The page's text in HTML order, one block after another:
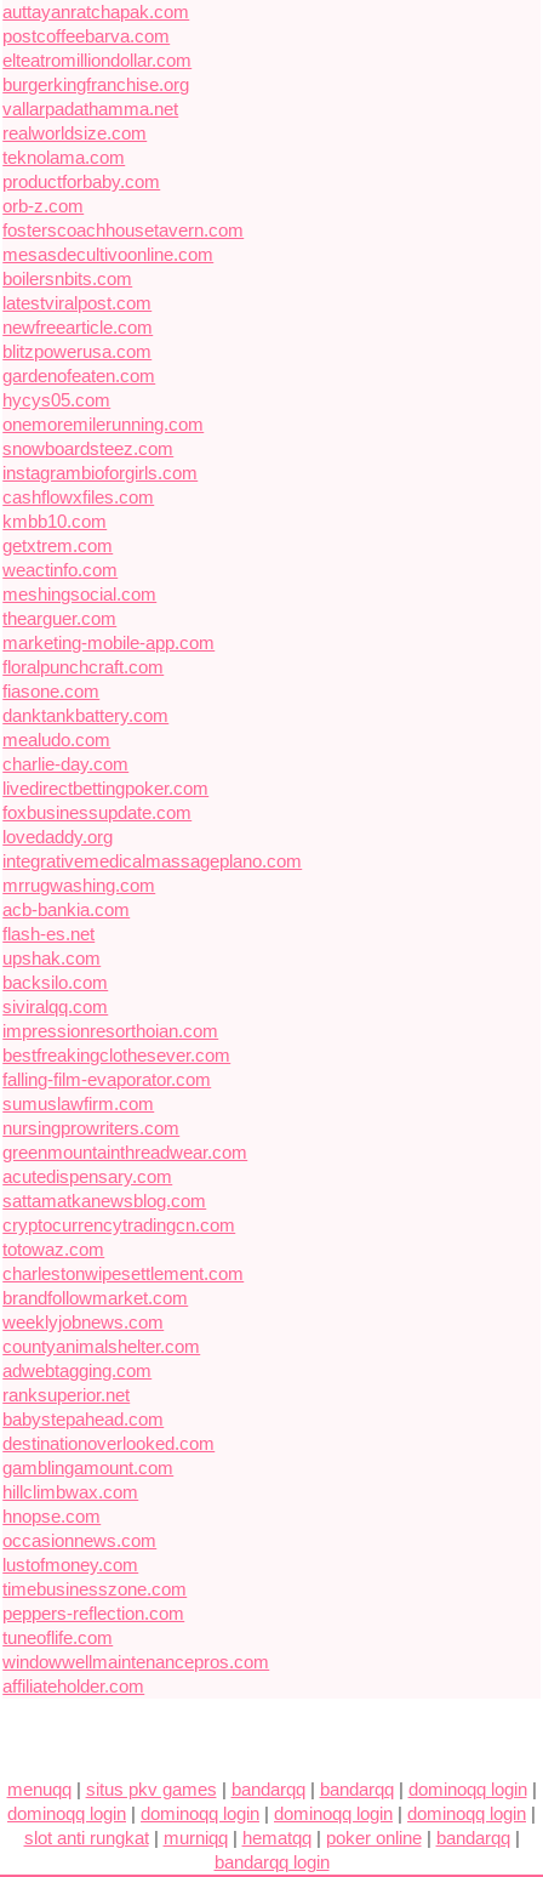
auttayanratchapak.com
postcoffeebarva.com
elteatromilliondollar.com
burgerkingfranchise.org
vallarpadathamma.net
realworldsize.com
teknolama.com
productforbaby.com
orb-z.com
fosterscoachhousetavern.com
mesasdecultivoonline.com
boilersnbits.com
latestviralpost.com
newfreearticle.com
blitzpowerusa.com
gardenofeaten.com
hycys05.com
onemoremilerunning.com
snowboardsteez.com
instagrambioforgirls.com
cashflowxfiles.com
kmbb10.com
getxtrem.com
weactinfo.com
meshingsocial.com
thearguer.com
marketing-mobile-app.com
floralpunchcraft.com
fiasone.com
danktankbattery.com
mealudo.com
charlie-day.com
livedirectbettingpoker.com
foxbusinessupdate.com
lovedaddy.org
integrativemedicalmassageplano.com
mrrugwashing.com
acb-bankia.com
flash-es.net
upshak.com
backsilo.com
siviralqq.com
impressionresorthoian.com
bestfreakingclothesever.com
falling-film-evaporator.com
sumuslawfirm.com
nursingprowriters.com
greenmountainthreadwear.com
acutedispensary.com
sattamatkanewsblog.com
cryptocurrencytradingcn.com
totowaz.com
charlestonwipesettlement.com
brandfollowmarket.com
weeklyjobnews.com
countyanimalshelter.com
adwebtagging.com
ranksuperior.net
babystepahead.com
destinationoverlooked.com
gamblingamount.com
hillclimbwax.com
hnopse.com
occasionnews.com
lustofmoney.com
timebusinesszone.com
peppers-reflection.com
tuneoflife.com
windowwellmaintenancepros.com
affiliateholder.com
menuqq| situs pkv games | bandarqq| bandarqq| dominoqq login|
dominoqq login | dominoqq login | dominoqq login | dominoqq login |
slot anti rungkat| murniqq| hematqq| poker online| bandarqq|
bandarqq login